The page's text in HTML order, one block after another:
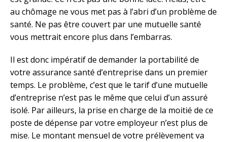
au chômage ne vous met pas à l’abri d’un problème de
santé. Ne pas être couvert par une mutuelle santé
vous mettrait encore plus dans l’embarras.
Il est donc impératif de demander la portabilité de
votre assurance santé d’entreprise dans un premier
temps. Le problème, c’est que le tarif d’une mutuelle
d’entreprise n’est pas le même que celui d’un assuré
isolé. Par ailleurs, la prise en charge de la moitié de ce
poste de dépense par votre employeur n’est plus de
mise. Le montant mensuel de votre prélèvement va